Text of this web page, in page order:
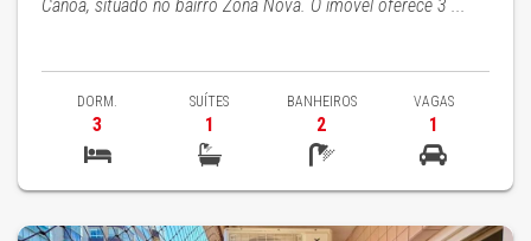
Canoa, situado no bairro Zona Nova. O imóvel oferece 3 ...
DORM.
3
SUÍTES
1
BANHEIROS
2
VAGAS
1